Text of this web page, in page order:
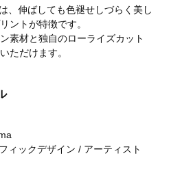
、伸ばしても色褪せしづらく美し
ントが特徴です。
素材と独自のローライズカット
ただけます。
ィックデザイン / アーティスト